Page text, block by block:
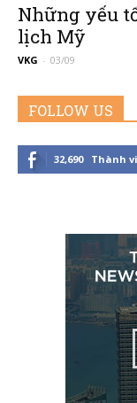
Những yếu
lịch Mỹ
VKG - 03/09
FOLLOW US
32,690 Thành